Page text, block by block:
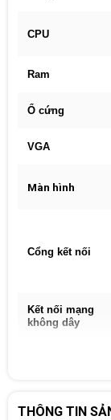
CPU
Ram
Ổ cứng
VGA
Màn hình
Cổng kết nối
Kết nối mạng
không dây
THÔNG TIN